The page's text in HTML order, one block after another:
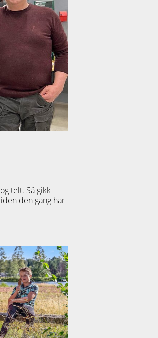
telt. Så gikk
den gang har